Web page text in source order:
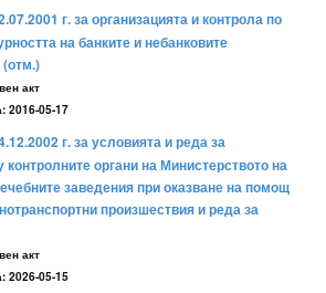
г. за организацията и контрола по
на банките и небанковите
акт
2016-05-17
г. за условията и реда за
органи на Министерството на
заведения при оказване на помощ
произшествия и реда за
акт
2026-05-15